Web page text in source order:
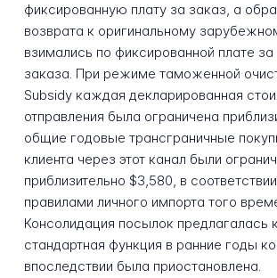
фиксированную плату за заказ, а
возврата к оригинальному
взимались по фиксированной плате
заказа. При режиме таможенной
Subsidy каждая декларированная
отправления была ограничена
общие годовые трансграничные
клиента через этот канал были
приблизительно $3,580, в
правилами личного импорта того
Консолидация посылок предлагалась
стандартная функция в ранние годы
впоследствии была приостановлена.